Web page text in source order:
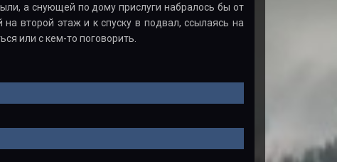
а снующей по дому прислуги набралось бы от
второй этаж и к спуску в подвал, ссылаясь на
или с кем-то поговорить.